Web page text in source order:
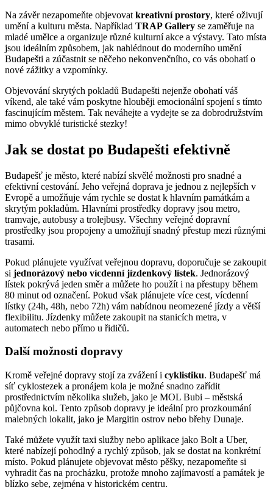
Na závěr nezapomeňte objevovat kreativní prostory, které oživují
umění a kulturu města. Například TRAP Gallery se zaměřuje na
mladé umělce a organizuje různé kulturní akce a výstavy. Tato místa
jsou ideálním způsobem, jak nahlédnout do moderního umění
Budapešti a zúčastnit se něčeho nekonvenčního, co vás obohatí o
nové zážitky a vzpomínky.
Objevování skrytých pokladů Budapešti nejenže obohatí váš
víkend, ale také vám poskytne hlouběji emocionální spojení s tímto
fascinujícím městem. Tak neváhejte a vydejte se za dobrodružstvím
mimo obvyklé turistické stezky!
Jak se dostat po Budapešti efektivně
Budapešť je město, které nabízí skvělé možnosti pro snadné a
efektivní cestování. Jeho veřejná doprava je jednou z nejlepších v
Evropě a umožňuje vám rychle se dostat k hlavním památkám a
skrytým pokladům. Hlavními prostředky dopravy jsou metro,
tramvaje, autobusy a trolejbusy. Všechny veřejné dopravní
prostředky jsou propojeny a umožňují snadný přestup mezi různými
trasami.
Pokud plánujete využívat veřejnou dopravu, doporučuje se zakoupit
si jednorázový nebo vícdenní jízdenkový lístek. Jednorázový
lístek pokrývá jeden směr a můžete ho použít i na přestupy během
80 minut od označení. Pokud však plánujete více cest, vícdenní
lístky (24h, 48h, nebo 72h) vám nabídnou neomezené jízdy a větší
flexibilitu. Jízdenky můžete zakoupit na stanicích metra, v
automatech nebo přímo u řidičů.
Další možnosti dopravy
Kromě veřejné dopravy stojí za zvážení i cyklistiku. Budapešť má
síť cyklostezek a pronájem kola je možné snadno zařídit
prostřednictvím několika služeb, jako je MOL Bubi – městská
půjčovna kol. Tento způsob dopravy je ideální pro prozkoumání
malebných lokalit, jako je Margitin ostrov nebo břehy Dunaje.
Také můžete využít taxi služby nebo aplikace jako Bolt a Uber,
které nabízejí pohodlný a rychlý způsob, jak se dostat na konkrétní
místo. Pokud plánujete objevovat město pěšky, nezapomeňte si
vyhradit čas na procházku, protože mnoho zajímavostí a památek je
blízko sebe, zejména v historickém centru.